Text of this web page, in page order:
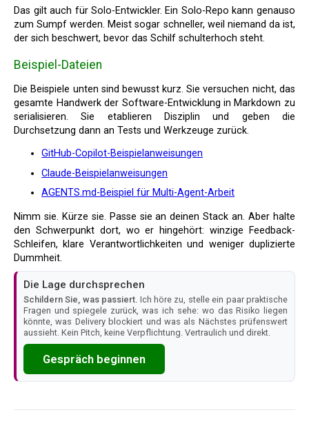
Das gilt auch für Solo-Entwickler. Ein Solo-Repo kann genauso
zum Sumpf werden. Meist sogar schneller, weil niemand da ist,
der sich beschwert, bevor das Schilf schulterhoch steht.
Beispiel-Dateien
Die Beispiele unten sind bewusst kurz. Sie versuchen nicht, das
gesamte Handwerk der Software-Entwicklung in Markdown zu
serialisieren. Sie etablieren Disziplin und geben die
Durchsetzung dann an Tests und Werkzeuge zurück.
GitHub-Copilot-Beispielanweisungen
Claude-Beispielanweisungen
AGENTS.md-Beispiel für Multi-Agent-Arbeit
Nimm sie. Kürze sie. Passe sie an deinen Stack an. Aber halte
den Schwerpunkt dort, wo er hingehört: winzige Feedback-
Schleifen, klare Verantwortlichkeiten und weniger duplizierte
Dummheit.
Die Lage durchsprechen
Schildern Sie, was passiert. Ich höre zu, stelle ein paar praktische
Fragen und spiegele zurück, was ich sehe: wo das Risiko liegen
könnte, was Delivery blockiert und was als Nächstes prüfenswert
aussieht. Kein Pitch, keine Verpflichtung. Vertraulich und direkt.
Gespräch beginnen